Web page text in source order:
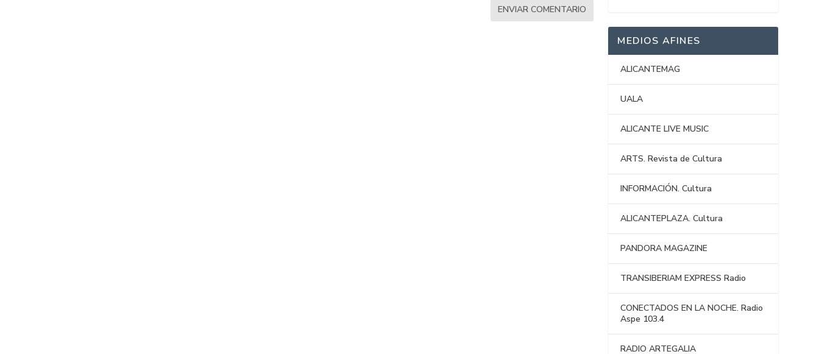
MEDIOS AFINES
ALICANTEMAG
UALA
ALICANTE LIVE MUSIC
ARTS. Revista de Cultura
INFORMACIÓN. Cultura
ALICANTEPLAZA. Cultura
PANDORA MAGAZINE
TRANSIBERIAM EXPRESS Radio
CONECTADOS EN LA NOCHE. Radio
Aspe 103.4
RADIO ARTEGALIA